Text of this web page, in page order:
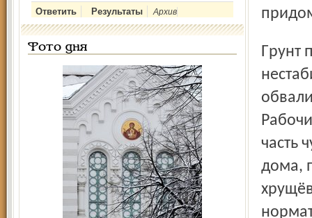
Архив
Фото дня Грунт под будущей восьмиэтажкой оказался
часть
дома,